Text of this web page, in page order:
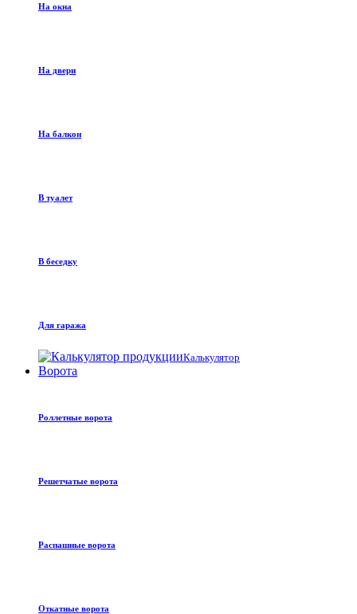
На окна
На двери
На балкон
В туалет
В беседку
Для гаража
Калькулятор
Ворота
Роллетные ворота
Решетчатые ворота
Распашные ворота
Откатные ворота